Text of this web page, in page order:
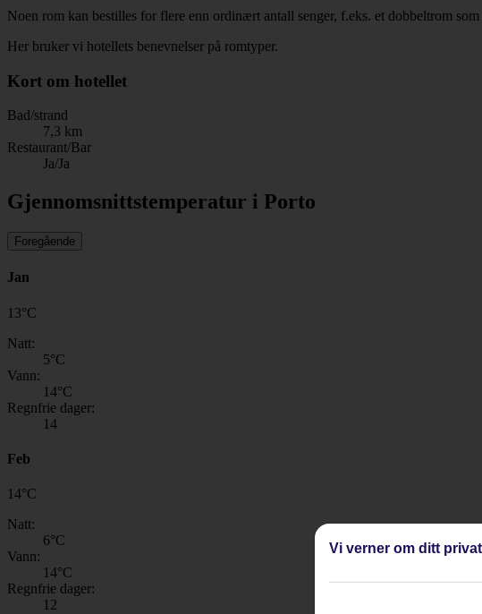
Noen rom kan bestilles for flere enn ordinært antall senger, f.eks. et dobbeltrom
Her bruker vi hotellets benevnelser på romtyper.
Kort om hotellet
Bad/strand
7,3 km
Restaurant/Bar
Ja/Ja
Gjennomsnittstemperatur i Porto
Foregående
Jan
13°C
Natt:
5°C
Vann:
14°C
Regnfrie dager:
14
Feb
14°C
Natt:
6°C
Vann:
14°C
Regnfrie dager:
12
Vi verner om ditt